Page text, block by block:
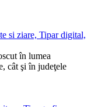
si ziare, Tipar digital,
în lumea
cât şi în judeţele